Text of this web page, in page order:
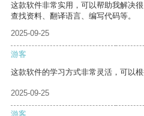
这款软件非常实用，可以帮助我解决
查找资料、翻译语言、编写代码等。
2025-09-25
游客
这款软件的学习方式非常灵活，可以
2025-09-25
游客